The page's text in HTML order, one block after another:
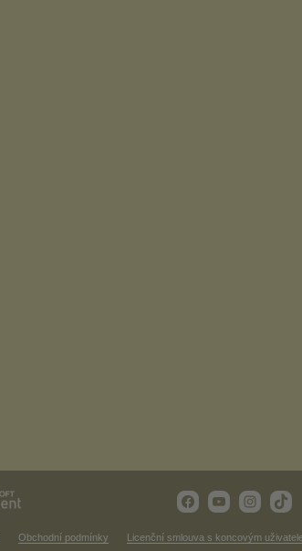
Obchodní podmínky Licenční smlouva s koncovým